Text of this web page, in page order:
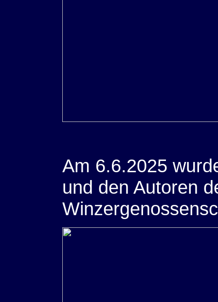
Am 6.6.2025
und den Autoren